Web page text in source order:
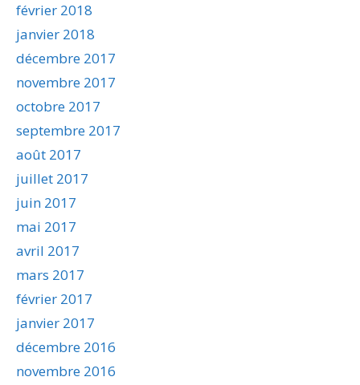
février 2018
janvier 2018
décembre 2017
novembre 2017
octobre 2017
septembre 2017
août 2017
juillet 2017
juin 2017
mai 2017
avril 2017
mars 2017
février 2017
janvier 2017
décembre 2016
novembre 2016